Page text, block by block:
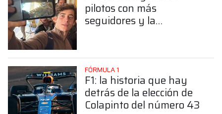
pilotos con más
seguidores y la
FÓRMULA 1
F1: la historia que hay
detrás de la elección de
Colapinto del número 43